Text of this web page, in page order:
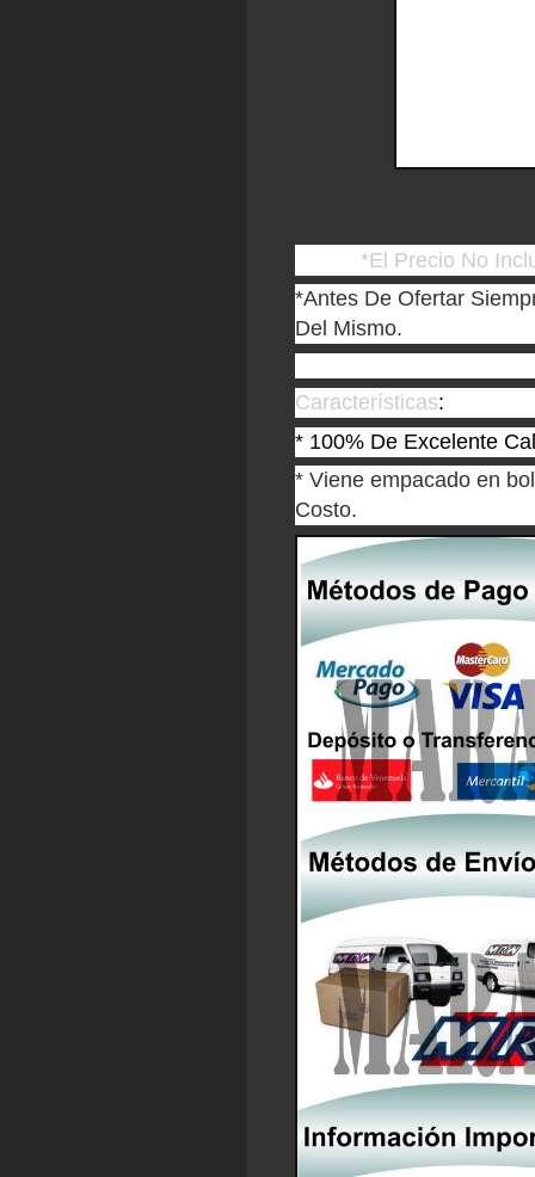
*El Precio No
*Antes De Ofertar
Del Mismo.
Características:
* 100% De Excelente
* Viene empacado en
Costo.